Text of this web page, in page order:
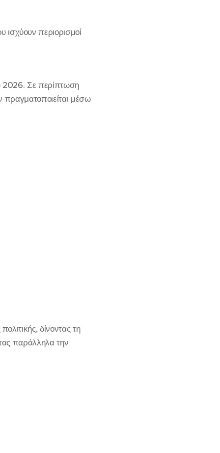
ισχύουν περιορισμοί
2026. Σε περίπτωση
πραγματοποιείται μέσω
δίνοντας τη
παράλληλα την